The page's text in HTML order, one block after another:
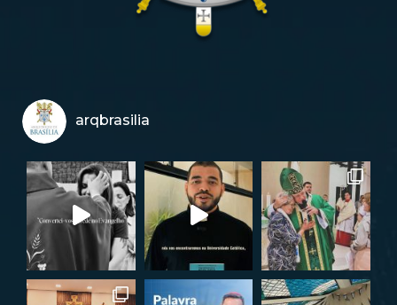
arqbrasilia